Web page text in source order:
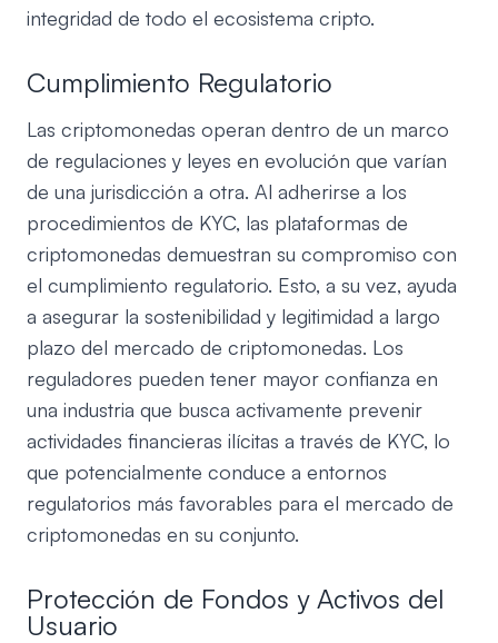
integridad de todo el ecosistema cripto.
Cumplimiento Regulatorio
Las criptomonedas operan dentro de un marco
de regulaciones y leyes en evolución que varían
de una jurisdicción a otra. Al adherirse a los
procedimientos de KYC, las plataformas de
criptomonedas demuestran su compromiso con
el cumplimiento regulatorio. Esto, a su vez, ayuda
a asegurar la sostenibilidad y legitimidad a largo
plazo del mercado de criptomonedas. Los
reguladores pueden tener mayor confianza en
una industria que busca activamente prevenir
actividades financieras ilícitas a través de KYC, lo
que potencialmente conduce a entornos
regulatorios más favorables para el mercado de
criptomonedas en su conjunto.
Protección de Fondos y Activos del
Usuario